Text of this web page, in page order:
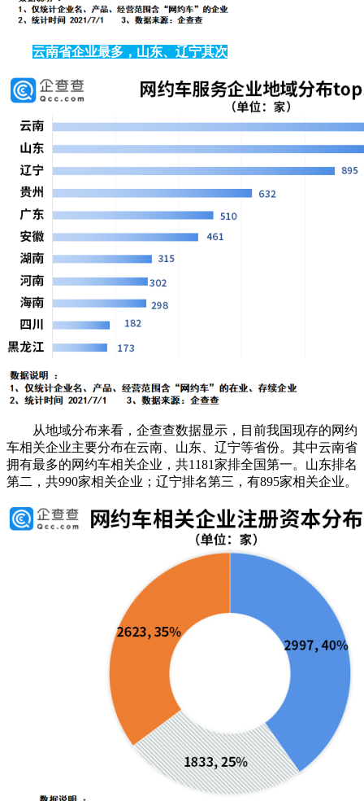
云南省企业最多，山东、辽宁其次
从地域分布来看，企查查数据显示，目前我国现存的网约
车相关企业主要分布在云南、山东、辽宁等省份。其中云南省
拥有最多的网约车相关企业，共1181家排全国第一。山东排名
第二，共990家相关企业；辽宁排名第三，有895家相关企业。